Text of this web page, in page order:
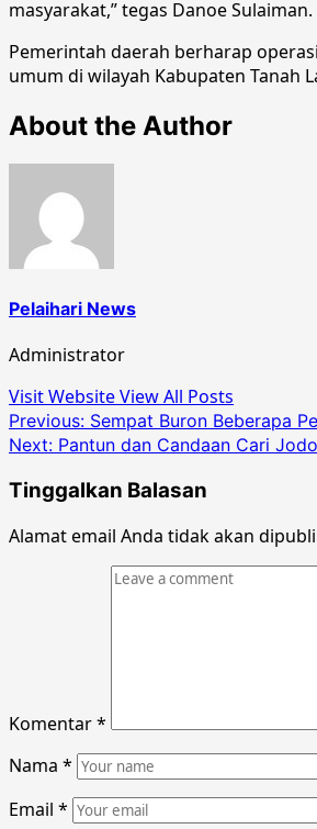
masyarakat,” tegas Danoe Sulaiman.
Pemerintah daerah berharap
umum di wilayah Kabupaten Tanah
About the Author
Pelaihari News
Administrator
Visit WebsiteView All Posts
Post
navigation
Previous: Sempat Buron Beberapa
Next: Pantun dan Candaan Cari
Tinggalkan Balasan
Alamat email Anda tidak akan
Komentar*
Nama *
Email *